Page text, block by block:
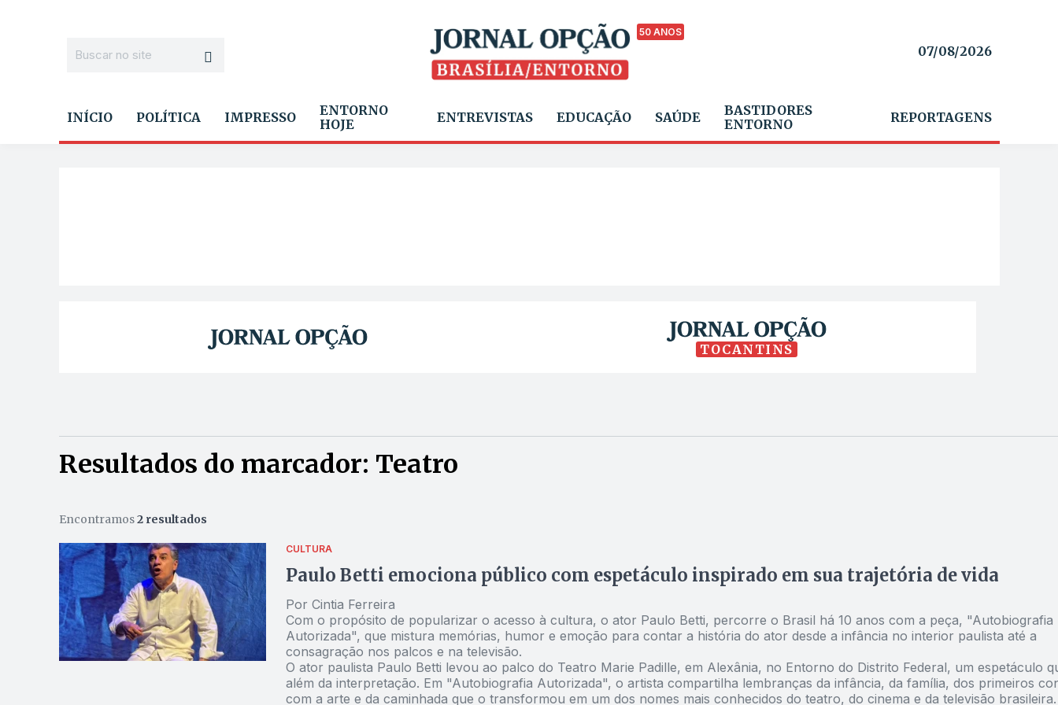
50 ANOS
07/08/2026
INÍCIO POLÍTICA IMPRESSO
ENTORNO
HOJE
ENTREVISTAS EDUCAÇÃO SAÚDE
BASTIDORES
ENTORNO
REPORTAGENS
TOCANTINS
Resultados do marcador: Teatro
Encontramos2 resultados
CULTURA
Paulo Betti emociona público com espetáculo inspirado em sua trajetória de vida
Por Cintia Ferreira
Com o propósito de popularizar o acesso à cultura, o ator Paulo Betti, percorre o Brasil há 10 anos com a peça, "Autobiografia
Autorizada", que mistura memórias, humor e emoção para contar a história do ator desde a infância no interior paulista até a
consagração nos palcos e na televisão.
O ator paulista Paulo Betti levou ao palco do Teatro Marie Padille, em Alexânia, no Entorno do Distrito Federal, um espetáculo
além da interpretação. Em "Autobiografia Autorizada", o artista compartilha lembranças da infância, da família, dos primeiros
com a arte e da caminhada que o transformou em um dos nomes mais conhecidos do teatro, do cinema e da televisão brasileira.